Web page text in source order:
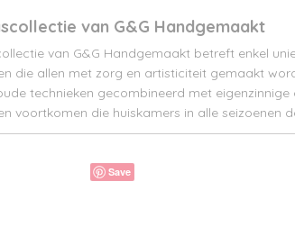
van G&G Handgemaakt
van G&G Handgemaakt betreft enkel
die allen met zorg en artisticiteit gemaakt
technieken gecombineerd met
voortkomen die huiskamers in alle seizoenen
Save